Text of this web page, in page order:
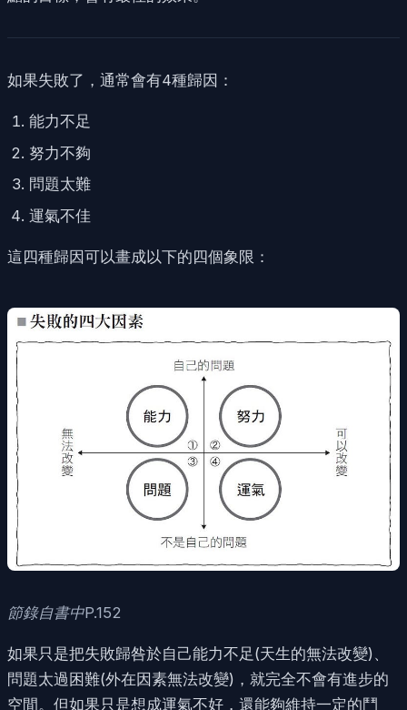
如果失敗了，通常會有4種歸因：
能力不足
努力不夠
問題太難
運氣不佳
這四種歸因可以畫成以下的四個象限：
節錄自書中P.152
如果只是把失敗歸咎於自己能力不足(天生的無法改變)、
問題太過困難(外在因素無法改變)，就完全不會有進步的
空間。但如果只是想成運氣不好，還能夠維持一定的鬥